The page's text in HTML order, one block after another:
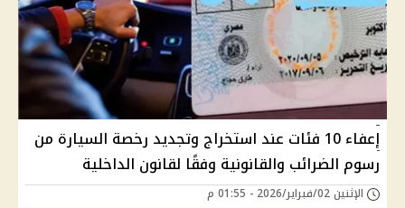
إعفاء 10 فئات عند استخراج وتجديد رخصة السيارة من
رسوم الضرائب والقانونية وفقًا لقانون الداخلية
الإثنين 02/فبراير/2026 - 01:55 م